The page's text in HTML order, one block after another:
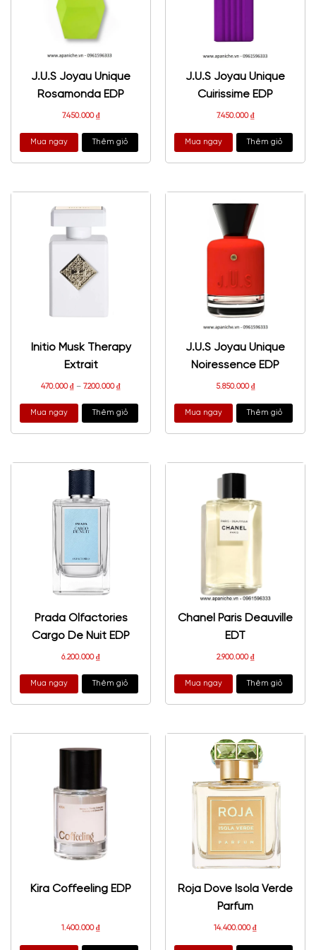
J.U.S Joyau Unique
Rosamonda EDP
7.450.000₫
Mua ngay Thêm giỏ
J.U.S Joyau Unique
Cuirissime EDP
7.450.000₫
Mua ngay Thêm giỏ
Initio Musk Therapy
Extrait
470.000₫ – 7.200.000₫
Mua ngay Thêm giỏ
J.U.S Joyau Unique
Noiressence EDP
5.850.000₫
Mua ngay Thêm giỏ
Prada Olfactories
Cargo De Nuit EDP
6.200.000₫
Mua ngay Thêm giỏ
Chanel Paris Deauville
EDT
2.900.000₫
Mua ngay Thêm giỏ
Kira Coffeeling EDP
1.400.000₫
Roja Dove Isola Verde
Parfum
14.400.000₫